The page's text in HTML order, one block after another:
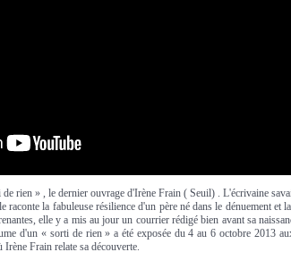
rien » , le dernier ouvrage d'Irène Frain ( Seuil) . L'écrivaine
la fabuleuse résilience d'un père né dans le dénuement et
elle y a mis au jour un courrier rédigé bien avant sa
d'un « sorti de rien » a été exposée du 4 au 6 octobre 2013
Frain relate sa découverte.